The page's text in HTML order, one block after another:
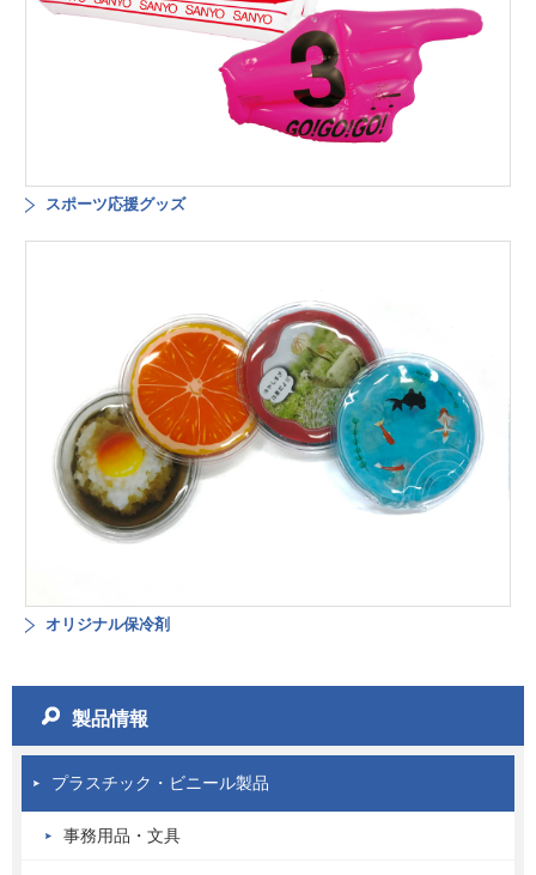
スポーツ応援グッズ
オリジナル保冷剤
製品情報
プラスチック・ビニール製品
事務用品・文具